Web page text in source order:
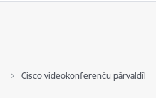
Cisco videokonferenču